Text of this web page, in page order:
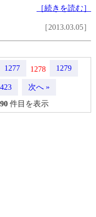
［続きを読む］
［2013.03.05］
1277 1278 1279
次へ »
件目を表示